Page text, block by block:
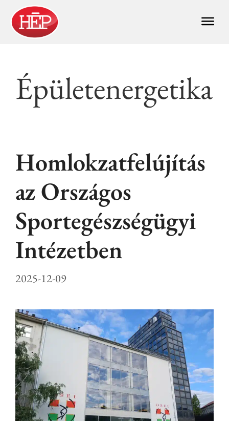
Épületenergetika
Homlokzatfelújítás
az Országos
Sportegészségügyi
Intézetben
2025-12-09